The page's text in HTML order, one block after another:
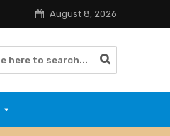
August 8, 2026